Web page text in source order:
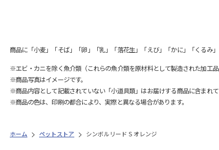
商品に「小麦」「そば」「卵」「乳」「落花生」「えび」「かに」「くるみ
※エビ・カニを除く魚介類（これらの魚介類を原材料として製造された加工
※商品写真はイメージです。
※商品内容として記載されていない「小道具類」はお届けする商品に含まれ
※商品の色は、印刷の都合により、実際と異なる場合があります。
ホーム ペットストア シンボルリード S オレンジ